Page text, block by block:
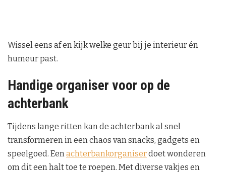
Wissel eens af en kijk welke geur bij je interieur én
humeur past.
Handige organiser voor op de
achterbank
Tijdens lange ritten kan de achterbank al snel
transformeren in een chaos van snacks, gadgets en
speelgoed. Eenachterbankorganiserdoet wonderen
om dit een halt toe te roepen. Met diverse vakjes en